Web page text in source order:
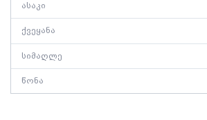
ასაკი
ქვეყანა
სიმაღლე
წონა